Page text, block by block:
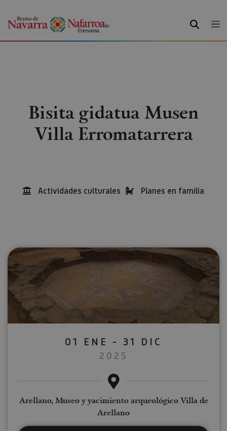
BILATU
Bisita gidatua Musen
Villa Erromatarrera
Actividades culturales Planes en familia
01 ENE - 31 DIC
2025
Arellano, Museo y yacimiento arqueológico Villa de
Arellano